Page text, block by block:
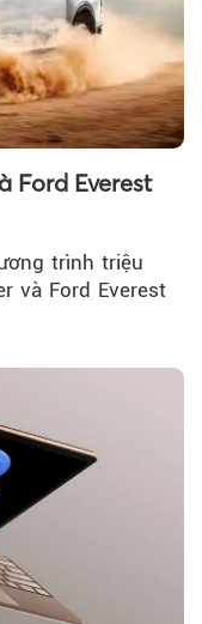
Ford Everest
trình triệu
và Ford Everest